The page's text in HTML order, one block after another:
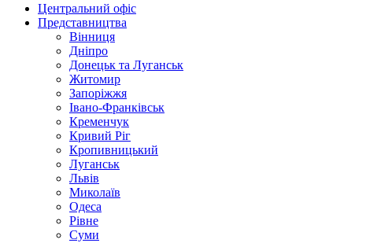
Центральний офіс
Представництва
Вінниця
Дніпро
Донецьк та Луганськ
Житомир
Запоріжжя
Івано-Франківськ
Кременчук
Кривий Ріг
Кропивницький
Луганськ
Львів
Миколаїв
Одеса
Рівне
Суми